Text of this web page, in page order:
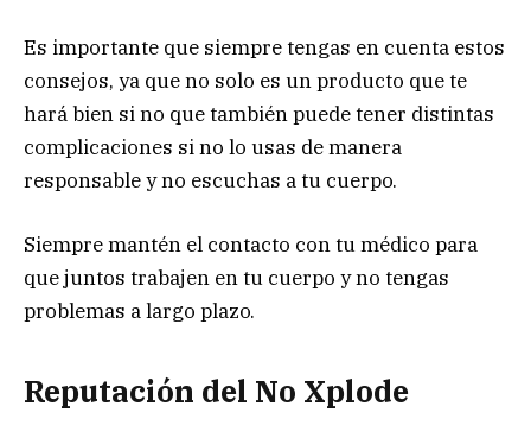
Es importante que siempre tengas en cuenta estos
consejos, ya que no solo es un producto que te
hará bien si no que también puede tener distintas
complicaciones si no lo usas de manera
responsable y no escuchas a tu cuerpo.
Siempre mantén el contacto con tu médico para
que juntos trabajen en tu cuerpo y no tengas
problemas a largo plazo.
Reputación del No Xplode